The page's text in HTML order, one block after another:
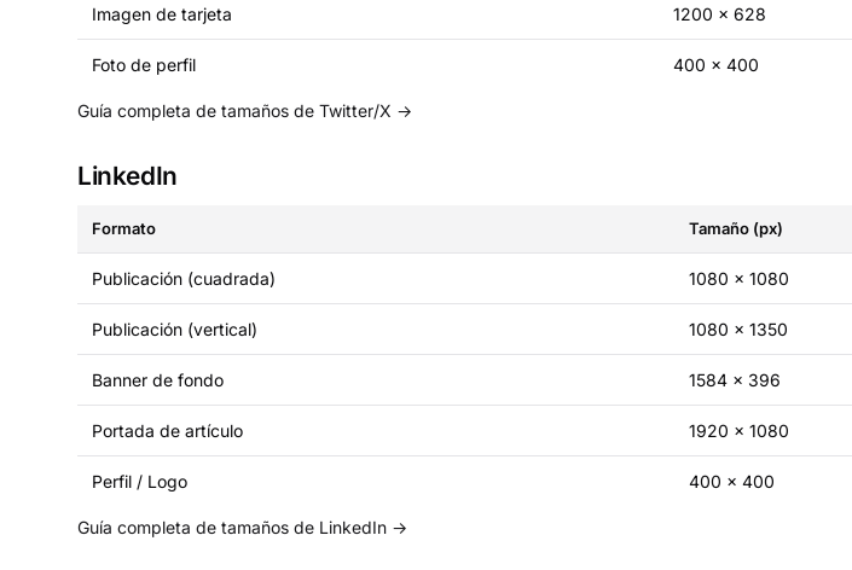
Imagen de tarjeta 1200 × 628
Foto de perfil 400 × 400
Guía completa de tamaños de Twitter/X →
LinkedIn
Formato Tamaño (px)
Publicación (cuadrada) 1080 × 1080
Publicación (vertical) 1080 × 1350
Banner de fondo 1584 × 396
Portada de artículo 1920 × 1080
Perfil / Logo 400 × 400
Guía completa de tamaños de LinkedIn →